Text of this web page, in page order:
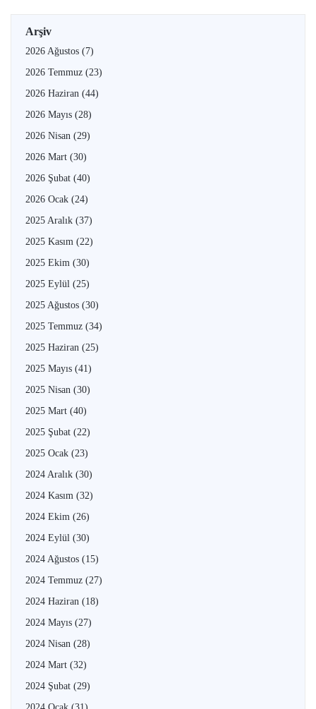
Arşiv
2026 Ağustos (7)
2026 Temmuz (23)
2026 Haziran (44)
2026 Mayıs (28)
2026 Nisan (29)
2026 Mart (30)
2026 Şubat (40)
2026 Ocak (24)
2025 Aralık (37)
2025 Kasım (22)
2025 Ekim (30)
2025 Eylül (25)
2025 Ağustos (30)
2025 Temmuz (34)
2025 Haziran (25)
2025 Mayıs (41)
2025 Nisan (30)
2025 Mart (40)
2025 Şubat (22)
2025 Ocak (23)
2024 Aralık (30)
2024 Kasım (32)
2024 Ekim (26)
2024 Eylül (30)
2024 Ağustos (15)
2024 Temmuz (27)
2024 Haziran (18)
2024 Mayıs (27)
2024 Nisan (28)
2024 Mart (32)
2024 Şubat (29)